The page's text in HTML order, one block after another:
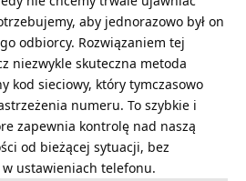
aby jednorazowo był on
odbiorcy. Rozwiązaniem tej
niezwykle skuteczna metoda
kod sieciowy, który tymczasowo
numeru. To szybkie i
zapewnia kontrolę nad naszą
od bieżącej sytuacji, bez
ustawieniach telefonu.